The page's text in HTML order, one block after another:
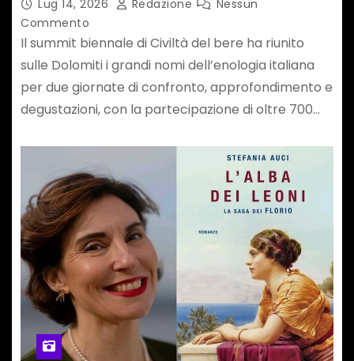
Lug 14, 2026 Redazione
Nessun
Commento
Il summit biennale di Civiltà del bere ha riunito
sulle Dolomiti i grandi nomi dell’enologia italiana
per due giornate di confronto, approfondimento e
degustazioni, con la partecipazione di oltre 700…